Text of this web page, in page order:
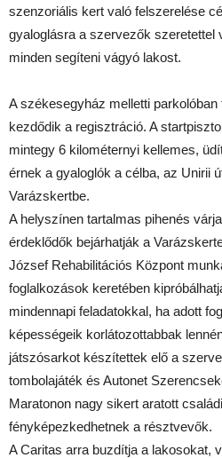
szenzoriális kert való felszerelése
gyaloglásra a szervezők szeretettel
minden segíteni vágyó lakost.
A székesegyház melletti
kezdődik a regisztráció. A
mintegy 6 kilométernyi kellemes,
érnek a gyaloglók a célba, az Unirii
Varázskertbe.
A helyszínen tartalmas pihenés
érdeklődők bejárhatják a
József Rehabilitációs Központ
foglalkozások keretében
mindennapi feladatokkal, ha adott
képességeik korlátozottabbak
játszósarkot készítettek elő a
tombolajáték és Autonet
Maratonon nagy sikert aratott
fényképezkedhetnek a résztvevők.
A Caritas arra buzdítja a lakosokat,